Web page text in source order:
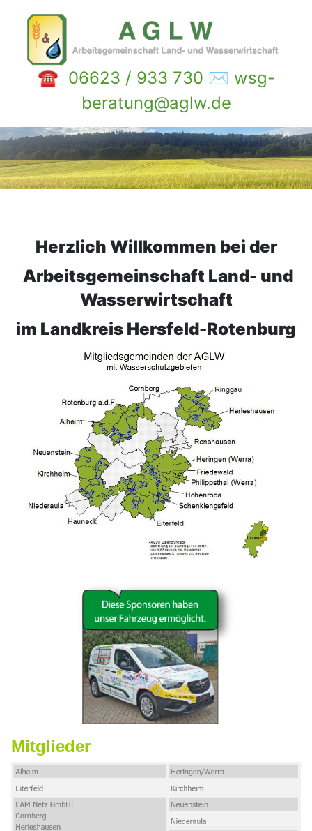
☎ 06623 / 933 730 ✉ wsg-
beratung@aglw.de
Herzlich Willkommen bei der
Arbeitsgemeinschaft Land- und
Wasserwirtschaft
im Landkreis Hersfeld-Rotenburg
Mitglieder